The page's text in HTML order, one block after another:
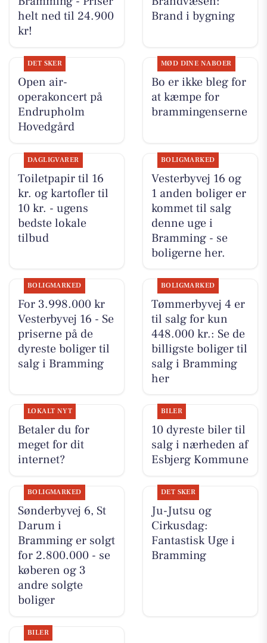
helt ned til 24.900
kr!
Brand i bygning
DET SKER
Open air-
operakoncert på
Endrupholm
Hovedgård
MØD DINE NABOER
Bo er ikke bleg for
at kæmpe for
brammingenserne
DAGLIGVARER
Toiletpapir til 16
kr. og kartofler til
10 kr. - ugens
bedste lokale
tilbud
BOLIGMARKED
Vesterbyvej 16 og
1 anden boliger er
kommet til salg
denne uge i
Bramming - se
boligerne her.
BOLIGMARKED
For 3.998.000 kr
Vesterbyvej 16 - Se
priserne på de
dyreste boliger til
salg i Bramming
BOLIGMARKED
Tømmerbyvej 4 er
til salg for kun
448.000 kr.: Se de
billigste boliger til
salg i Bramming
her
LOKALT NYT
Betaler du for
meget for dit
internet?
BILER
10 dyreste biler til
salg i nærheden af
Esbjerg Kommune
BOLIGMARKED
Sønderbyvej 6, St
Darum i
Bramming er solgt
for 2.800.000 - se
køberen og 3
andre solgte
boliger
DET SKER
Ju-Jutsu og
Cirkusdag:
Fantastisk Uge i
Bramming
BILER